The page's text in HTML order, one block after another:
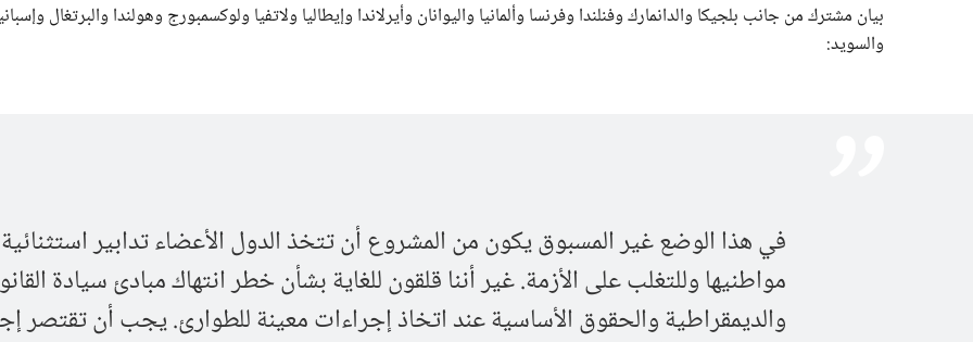
بيان مشترك من جانب بلجيكا والدانمارك وفنلندا وفرنسا وألمانيا واليوانان وأيرلاندا وإيطاليا ولاتفيا ولوكسمبورج وهولندا والبرتغال
والسويد:
في هذا الوضع غير المسبوق يكون من المشروع أن تتخذ الدول الأعضاء تدابير
مواطنيها وللتغلب على الأزمة. غير أننا قلقون للغاية بشأن خطر انتهاك مبادئ سيادة
والديمقراطية والحقوق الأساسية عند اتخاذ إجراءات معينة للطوارئ. يجب أن تقتصر